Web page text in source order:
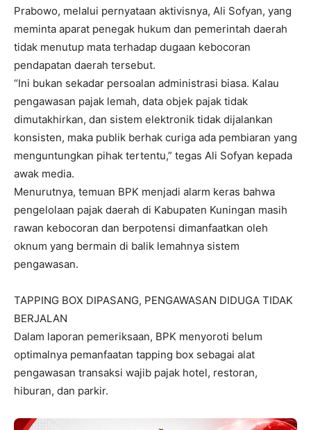
Prabowo, melalui pernyataan aktivisnya, Ali Sofyan, yang
meminta aparat penegak hukum dan pemerintah daerah
tidak menutup mata terhadap dugaan kebocoran
pendapatan daerah tersebut.
“Ini bukan sekadar persoalan administrasi biasa. Kalau
pengawasan pajak lemah, data objek pajak tidak
dimutakhirkan, dan sistem elektronik tidak dijalankan
konsisten, maka publik berhak curiga ada pembiaran yang
menguntungkan pihak tertentu,” tegas Ali Sofyan kepada
awak media.
Menurutnya, temuan BPK menjadi alarm keras bahwa
pengelolaan pajak daerah di Kabupaten Kuningan masih
rawan kebocoran dan berpotensi dimanfaatkan oleh
oknum yang bermain di balik lemahnya sistem
pengawasan.
TAPPING BOX DIPASANG, PENGAWASAN DIDUGA TIDAK
BERJALAN
Dalam laporan pemeriksaan, BPK menyoroti belum
optimalnya pemanfaatan tapping box sebagai alat
pengawasan transaksi wajib pajak hotel, restoran,
hiburan, dan parkir.